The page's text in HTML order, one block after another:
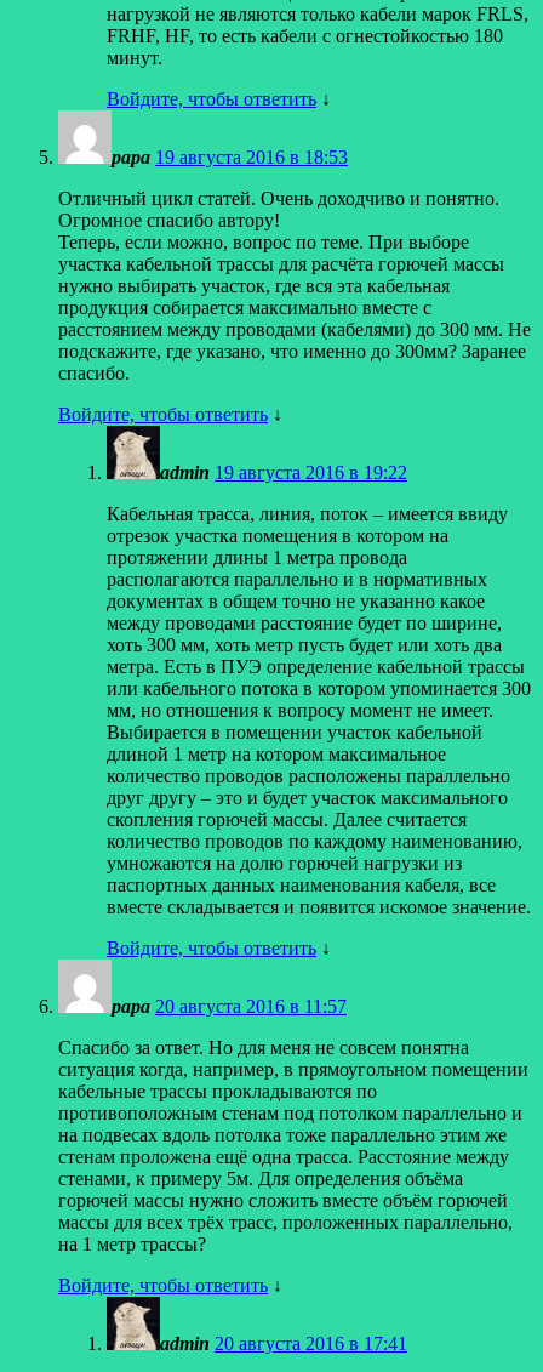
нагрузкой не являются только кабели марок FRLS,
FRHF, HF, то есть кабели с огнестойкостью 180
минут.
Войдите, чтобы ответить ↓
papa 19 августа 2016 в 18:53
Отличный цикл статей. Очень доходчиво и понятно.
Огромное спасибо автору!
Теперь, если можно, вопрос по теме. При выборе
участка кабельной трассы для расчёта горючей массы
нужно выбирать участок, где вся эта кабельная
продукция собирается максимально вместе с
расстоянием между проводами (кабелями) до 300 мм. Не
подскажите, где указано, что именно до 300мм? Заранее
спасибо.
Войдите, чтобы ответить ↓
admin 19 августа 2016 в 19:22
Кабельная трасса, линия, поток – имеется ввиду
отрезок участка помещения в котором на
протяжении длины 1 метра провода
располагаются параллельно и в нормативных
документах в общем точно не указанно какое
между проводами расстояние будет по ширине,
хоть 300 мм, хоть метр пусть будет или хоть два
метра. Есть в ПУЭ определение кабельной трассы
или кабельного потока в котором упоминается 300
мм, но отношения к вопросу момент не имеет.
Выбирается в помещении участок кабельной
длиной 1 метр на котором максимальное
количество проводов расположены параллельно
друг другу – это и будет участок максимального
скопления горючей массы. Далее считается
количество проводов по каждому наименованию,
умножаются на долю горючей нагрузки из
паспортных данных наименования кабеля, все
вместе складывается и появится искомое значение.
Войдите, чтобы ответить ↓
papa 20 августа 2016 в 11:57
Спасибо за ответ. Но для меня не совсем понятна
ситуация когда, например, в прямоугольном помещении
кабельные трассы прокладываются по
противоположным стенам под потолком параллельно и
на подвесах вдоль потолка тоже параллельно этим же
стенам проложена ещё одна трасса. Расстояние между
стенами, к примеру 5м. Для определения объёма
горючей массы нужно сложить вместе объём горючей
массы для всех трёх трасс, проложенных параллельно,
на 1 метр трассы?
Войдите, чтобы ответить ↓
admin 20 августа 2016 в 17:41